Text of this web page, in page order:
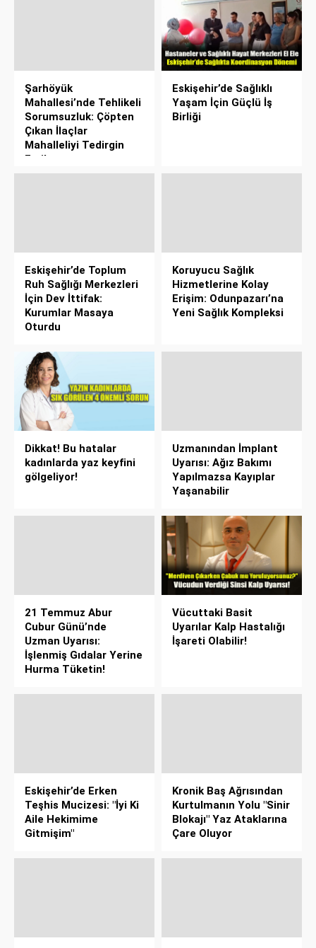
Şarhöyük
Mahallesi’nde Tehlikeli
Sorumsuzluk: Çöpten
Çıkan İlaçlar
Mahalleliyi Tedirgin
Etti!
Eskişehir’de Sağlıklı
Yaşam İçin Güçlü İş
Birliği
Eskişehir’de Toplum
Ruh Sağlığı Merkezleri
İçin Dev İttifak:
Kurumlar Masaya
Oturdu
Koruyucu Sağlık
Hizmetlerine Kolay
Erişim: Odunpazarı’na
Yeni Sağlık Kompleksi
Dikkat! Bu hatalar
kadınlarda yaz keyfini
gölgeliyor!
Uzmanından İmplant
Uyarısı: Ağız Bakımı
Yapılmazsa Kayıplar
Yaşanabilir
21 Temmuz Abur
Cubur Günü’nde
Uzman Uyarısı:
İşlenmiş Gıdalar Yerine
Hurma Tüketin!
Vücuttaki Basit
Uyarılar Kalp Hastalığı
İşareti Olabilir!
Eskişehir’de Erken
Teşhis Mucizesi: "İyi Ki
Aile Hekimime
Gitmişim"
Kronik Baş Ağrısından
Kurtulmanın Yolu "Sinir
Blokajı" Yaz Ataklarına
Çare Oluyor